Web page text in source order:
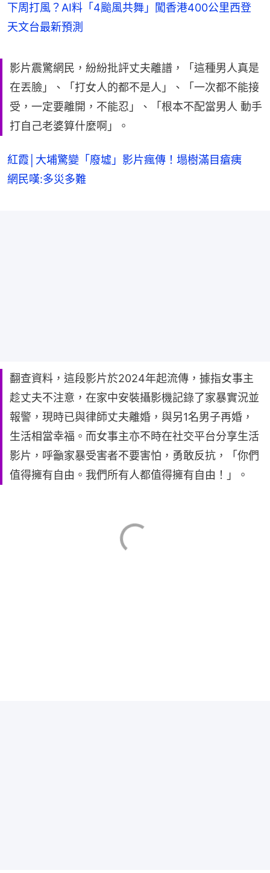
下周打風？AI料「4颱風共舞」闖香港400公里西登
天文台最新預測
影片震驚網民，紛紛批評丈夫離譜，「這種男人真是
在丟臉」、「打女人的都不是人」、「一次都不能接
受，一定要離開，不能忍」、「根本不配當男人 動手
打自己老婆算什麼啊」。
紅霞│大埔驚變「廢墟」影片瘋傳！塌樹滿目瘡痍
網民嘆:多災多難
翻查資料，這段影片於2024年起流傳，據指女事主
趁丈夫不注意，在家中安裝攝影機記錄了家暴實況並
報警，現時已與律師丈夫離婚，與另1名男子再婚，
生活相當幸福。而女事主亦不時在社交平台分享生活
影片，呼籲家暴受害者不要害怕，勇敢反抗，「你們
值得擁有自由。我們所有人都值得擁有自由！」。